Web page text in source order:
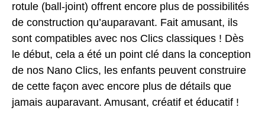
rotule (ball-joint) offrent encore plus de possibilités
de construction qu’auparavant. Fait amusant, ils
sont compatibles avec nos Clics classiques ! Dès
le début, cela a été un point clé dans la conception
de nos Nano Clics, les enfants peuvent construire
de cette façon avec encore plus de détails que
jamais auparavant. Amusant, créatif et éducatif !